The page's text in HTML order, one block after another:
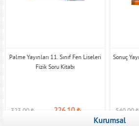
Palme Yayınları 11. Sınıf Fen Liseleri
Fizik Soru Kitabı
323,00₺ 226,10₺
Sonuç
540,00₺
Kurumsal